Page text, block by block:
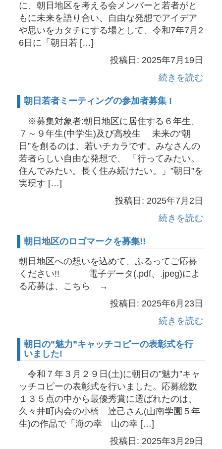
に、朝日地区を考える会メンバーと若者がと
もに未来を語り合い、自由な発想でアイデア
や思いをカタチにする場として、令和7年7月2
6日に「朝日若 […]
投稿日: 2025年7月19日
続きを読む
朝日若者ミーティングの参加者募集 !
※募集対象者:朝日地区に居住する６年生、
７～９年生(中学生)及び高校生 未来の”朝
日”を創るのは、若いチカラです。みなさんの
若者らしい自由な発想で、 「行ってみたい。
住んでみたい。長く住み続けたい。」”朝日”を
実現す […]
投稿日: 2025年7月2日
続きを読む
朝日地区のロゴマークを募集!!
朝日地区への想いを込めて、ふるってご応募
ください!! 電子データ(.pdf、.jpeg)によ
る応募は、こちら →
投稿日: 2025年6月23日
続きを読む
朝日の”魅力”キャッチコピーの表彰式を行
いました!
令和７年３月２９日(土)に朝日の”魅力”キャ
ッチコピーの表彰式を行いました。応募総数
１３５点の中から最優秀賞に選ばれたのは、
久々井町内会の小橋 達己さん(山南学園５年
生)の作品で「海の幸 山の幸 […]
投稿日: 2025年3月29日